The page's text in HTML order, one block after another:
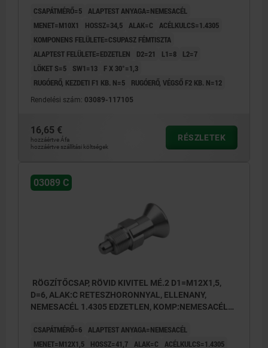
CSAPÁTMÉRŐ=5 ALAPTEST ANYAGA=NEMESACÉL
MENET=M10X1
HOSSZ=34,5 ALAK=C
ACÉLKULCS=1.4305
KOMPONENS FELÜLETE=CSUPASZ FÉMTISZTA
ALAPTEST FELÜLETE=EDZETLEN
D2=21 L1=8
L2=7
LÖKET S=5
SW1=13
F X 30°=1,3
RUGÓERŐ, KEZDETI F1 KB. N=5
RUGÓERŐ, VÉGSŐ F2 KB. N=12
Rendelési szám: 03089-117105
16,65 €
hozzáértve Áfa
hozzáértve szállítási költségek
RÉSZLETEK
03089 C
RÖGZÍTŐCSAP, RÖVID KIVITEL MÉ.2 D1=M12X1,5,
D=6, ALAK:C RETESZHORONNYAL, ELLENANY,
NEMESACÉL 1.4305 EDZETLEN, KOMP:NEMESACÉL
CSAPÁTMÉRŐ=6 ALAPTEST ANYAGA=NEMESACÉL
MENET=M12X1,5
HOSSZ=41,7 ALAK=C
ACÉLKULCS=1.4305